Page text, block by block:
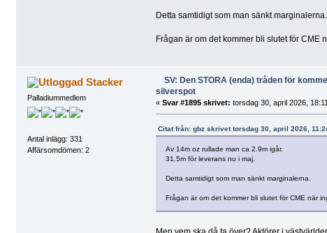
Detta samtidigt som man sänkt marginalerna.
Frågan är om det kommer bli slutet för CME
Stacker
Palladiummedlem
Antal inlägg: 331
Affärsomdömen: 2
SV: Den STORA (enda) tråden för
silverspot
« Svar #1895 skrivet: torsdag 30, april 2026,
Citat från: gbz skrivet torsdag 30, april 2026,
Av 14m oz rullade man ca 2.9m igår.
31.5m för leverans nu i maj.
Detta samtidigt som man sänkt marginalerna.
Frågan är om det kommer bli slutet för CME när